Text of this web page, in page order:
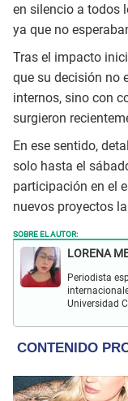
en silencio a todos
ya que no
Tras el impacto
que su decisión no
internos, sino con
surgieron
En ese sentido,
solo hasta el
participación en el
nuevos proyectos
SOBRE EL AUTOR:
LORENA
Periodista
Universidad
celebridades.